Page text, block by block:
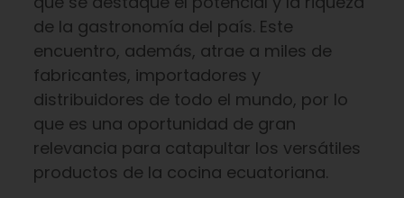
de la gastronomía del país. Este
encuentro, además, atrae a miles de
fabricantes, importadores y
distribuidores de todo el mundo, por lo
que es una oportunidad de gran
relevancia para catapultar los versátiles
productos de la cocina ecuatoriana.